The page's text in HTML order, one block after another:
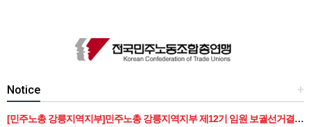
+
Notice
[민주노총 강릉지역지부]민주노총 강릉지역지부 제12기 임원 보궐선거결과 공고